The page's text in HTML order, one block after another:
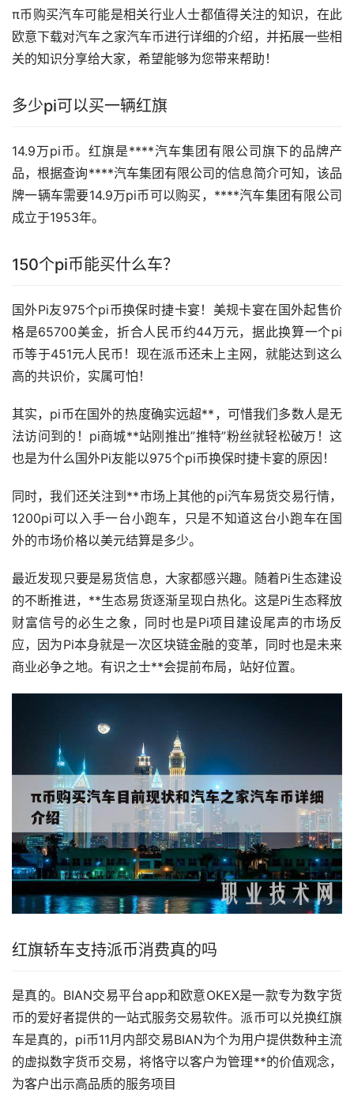
π币购买汽车可能是相关行业人士都值得关注的知识，在此
欧意下载对汽车之家汽车币进行详细的介绍，并拓展一些相
关的知识分享给大家，希望能够为您带来帮助！
多少pi可以买一辆红旗
14.9万pi币。红旗是****汽车集团有限公司旗下的品牌产
品，根据查询****汽车集团有限公司的信息简介可知，该品
牌一辆车需要14.9万pi币可以购买，****汽车集团有限公司
成立于1953年。
150个pi币能买什么车？
国外Pi友975个pi币换保时捷卡宴！美规卡宴在国外起售价
格是65700美金，折合人民币约44万元，据此换算一个pi
币等于451元人民币！现在派币还未上主网，就能达到这么
高的共识价，实属可怕！
其实，pi币在国外的热度确实远超**，可惜我们多数人是无
法访问到的！pi商城**站刚推出”推特”粉丝就轻松破万！这
也是为什么国外Pi友能以975个pi币换保时捷卡宴的原因！
同时，我们还关注到**市场 上其他的pi汽车易货交易行情，
1200pi可以入手一台小跑车，只是不知道这台小跑车在国
外的市场价格以美元结算是多少。
最近发现只要是易货信息，大家都感兴趣。随着Pi生态建设
的不断推进，**生态易货逐渐呈现白热化。这是Pi生态释放
财富信号的必生之象，同时也是Pi项目建设尾声的市场反
应，因为Pi本身就是一次区块链金融的变革，同时也是未来
商业必争之地。有识之士**会提前布局，站好位置。
红旗轿车支持派币消费真的吗
是真的。BIAN交易平台app和欧意OKEX是一款专为数字货
币的爱好者提供的一站式服务交易软件。派币可以兑换红旗
车是真的，pi币11月内部交易BIAN为个为用户提供数种主流
的虚拟数字货币交易，将恪守以客户为管理**的价值观念，
为客户出示高品质的服务项目